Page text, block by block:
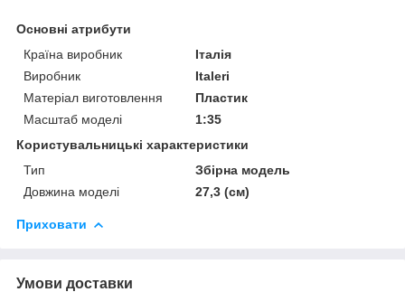
Основні атрибути
Країна виробник
Італія
Виробник
Italeri
Матеріал виготовлення
Пластик
Масштаб моделі
1:35
Користувальницькі характеристики
Тип
Збірна модель
Довжина моделі
27,3 (см)
Приховати
Умови доставки